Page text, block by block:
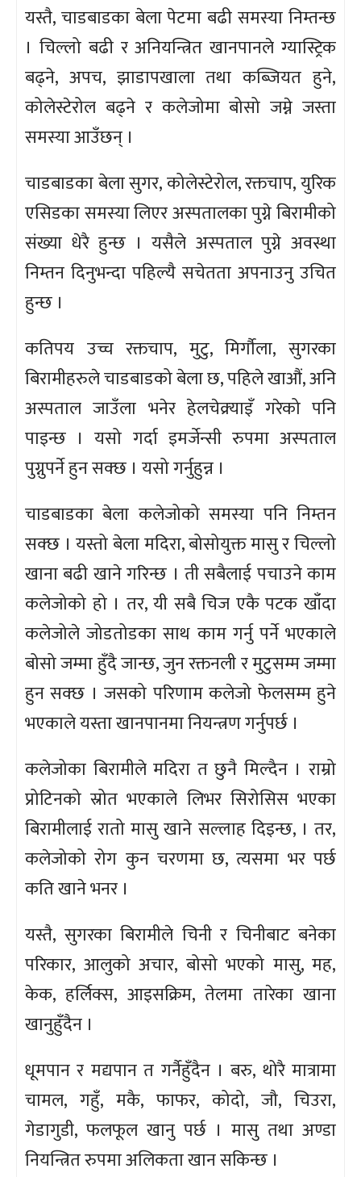
यस्तै, चाडबाडका बेला पेटमा बढी समस्या निम्तन्छ
। चिल्लो बढी र अनियन्त्रित खानपानले ग्यास्ट्रिक
बढ्ने, अपच, झाडापखाला तथा कब्जियत हुने,
कोलेस्टेरोल बढ्ने र कलेजोमा बोसो जम्ने जस्ता
समस्या आउँछन् ।
चाडबाडका बेला सुगर, कोलेस्टेरोल, रक्तचाप, युरिक
एसिडका समस्या लिएर अस्पतालका पुग्ने बिरामीको
संख्या धेरै हुन्छ । यसैले अस्पताल पुग्ने अवस्था
निम्तन दिनुभन्दा पहिल्यै सचेतता अपनाउनु उचित
हुन्छ ।
कतिपय उच्च रक्तचाप, मुटु, मिर्गौला, सुगरका
बिरामीहरुले चाडबाडको बेला छ, पहिले खाऔं, अनि
अस्पताल जाउँला भनेर हेलचेक्र्याइँ गरेको पनि
पाइन्छ । यसो गर्दा इमर्जेन्सी रुपमा अस्पताल
पुग्नुपर्ने हुन सक्छ । यसो गर्नुहुन्न ।
चाडबाडका बेला कलेजोको समस्या पनि निम्तन
सक्छ । यस्तो बेला मदिरा, बोसोयुक्त मासु र चिल्लो
खाना बढी खाने गरिन्छ । ती सबैलाई पचाउने काम
कलेजोको हो । तर, यी सबै चिज एकै पटक खाँदा
कलेजोले जोडतोडका साथ काम गर्नु पर्ने भएकाले
बोसो जम्मा हुँदै जान्छ, जुन रक्तनली र मुटुसम्म जम्मा
हुन सक्छ । जसको परिणाम कलेजो फेलसम्म हुने
भएकाले यस्ता खानपानमा नियन्त्रण गर्नुपर्छ ।
कलेजोका बिरामीले मदिरा त छुनै मिल्दैन । राम्रो
प्रोटिनको स्रोत भएकाले लिभर सिरोसिस भएका
बिरामीलाई रातो मासु खाने सल्लाह दिइन्छ, । तर,
कलेजोको रोग कुन चरणमा छ, त्यसमा भर पर्छ
कति खाने भनर ।
यस्तै, सुगरका बिरामीले चिनी र चिनीबाट बनेका
परिकार, आलुको अचार, बोसो भएको मासु, मह,
केक, हर्लिक्स, आइसक्रिम, तेलमा तारेका खाना
खानुहुँदैन ।
धूमपान र मद्यपान त गर्नैहुँदैन । बरु, थोरै मात्रामा
चामल, गहुँ, मकै, फाफर, कोदो, जौ, चिउरा,
गेडागुडी, फलफूल खानु पर्छ । मासु तथा अण्डा
नियन्त्रित रुपमा अलिकता खान सकिन्छ ।